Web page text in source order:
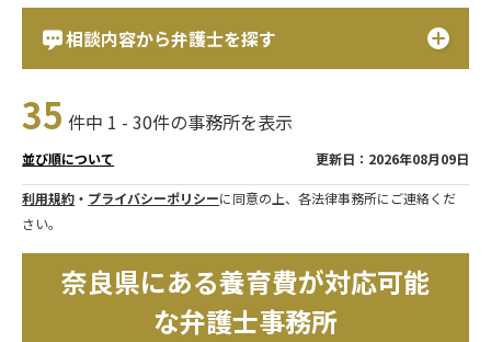
相談内容から弁護士を探す
35 件中 1 - 30件の事務所を表示
並び順について 更新日：2026年08月09日
利用規約 ・ プライバシーポリシーに同意の上、各法律事務所にご連絡くだ
さい。
奈良県にある養育費が対応可能
な弁護士事務所